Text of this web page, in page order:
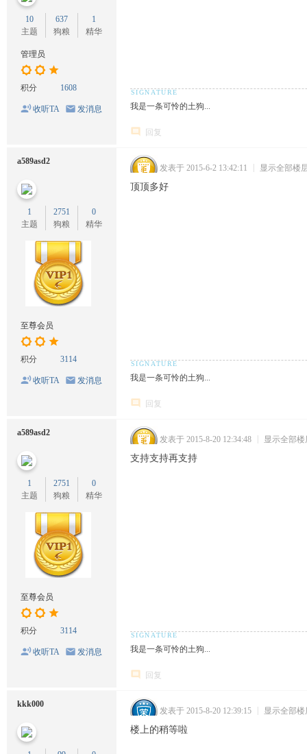
10
主题
637
狗粮
1
精华
管理员
积分 1608
收听TA 发消息 我是一条可怜的土狗...
回复
a589asd2
1
主题
2751
狗粮
0
精华
至尊会员
积分 3114
收听TA 发消息
发表于 2015-6-2 13:42:11 显示全部楼
顶顶多好
我是一条可怜的土狗...
回复
a589asd2
1
主题
2751
狗粮
0
精华
至尊会员
积分 3114
收听TA 发消息
发表于 2015-8-20 12:34:48 显示全部楼
支持支持再支持
我是一条可怜的土狗...
回复
kkk000
发表于 2015-8-20 12:39:15 显示全部楼
楼上的稍等啦